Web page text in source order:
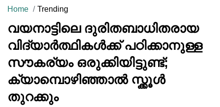
Home Trending
വയനാട്ടിലെ ദുരിതബാധിതരായ
വിദ്യാർത്ഥികൾക്ക് പഠിക്കാനുള്ള
സൗകര്യം ഒരുക്കിയിട്ടുണ്ട്;
ക്യാമ്പൊഴിഞ്ഞാൽ സ്ക്കൂൾ
തുറക്കും